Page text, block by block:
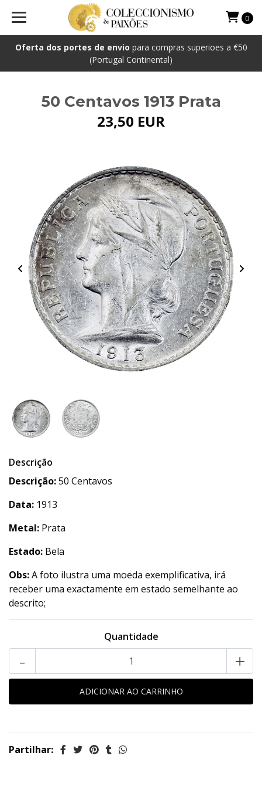
Oferta dos portes de envio para compras superioes a €50
(Portugal Continental)
0
50 Centavos 1913 Prata
23,50 EUR
Descrição
Descrição:50 Centavos
Data: 1913
Metal: Prata
Estado: Bela
Obs:A foto ilustra uma moeda exemplificativa, irá
receber uma exactamente em estado semelhante ao
descrito;
Quantidade
- +
Partilhar: